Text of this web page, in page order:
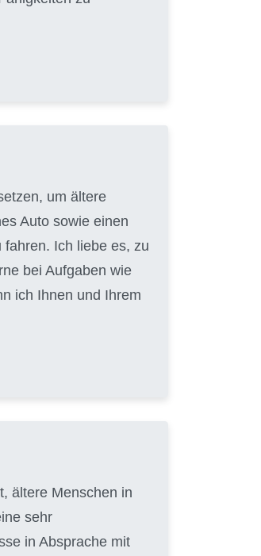
um ältere
Auto sowie einen
Ich liebe es, zu
bei Aufgaben wie
ich Ihnen und Ihrem
ältere Menschen in
sehr
in Absprache mit